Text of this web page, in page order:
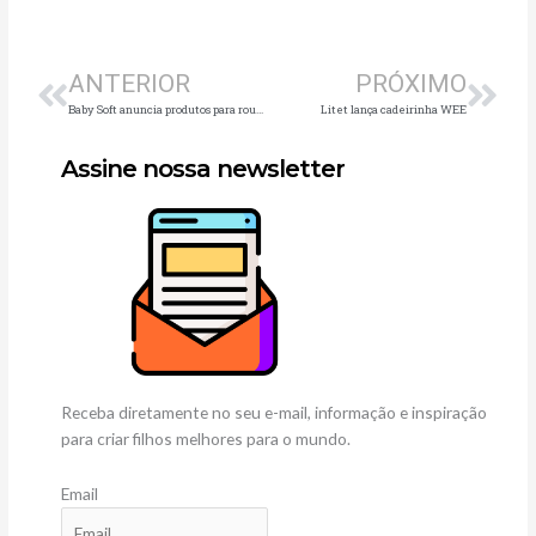
ANTERIOR
Baby Soft anuncia produtos para roupas finas e delicadas
PRÓXIMO
Litet lança cadeirinha WEE
Assine nossa newsletter
Receba diretamente no seu e-mail, informação e inspiração
para criar filhos melhores para o mundo.
Email